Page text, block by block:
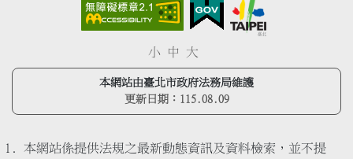
小 中 大
本網站由臺北市政府法務局維護
更新日期： 115.08.09
本網站係提供法規之最新動態資訊及資料檢索，並不提